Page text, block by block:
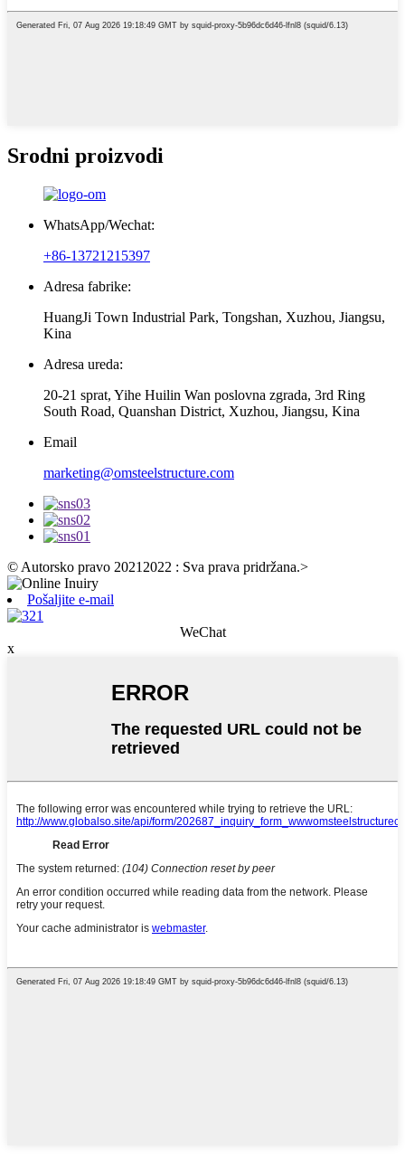
Srodni proizvodi
WhatsApp/Wechat:
+86-13721215397
Adresa fabrike:
HuangJi Town Industrial Park, Tongshan, Xuzhou, Jiangsu,
Kina
Adresa ureda:
20-21 sprat, Yihe Huilin Wan poslovna zgrada, 3rd Ring
South Road, Quanshan District, Xuzhou, Jiangsu, Kina
Email
marketing@omsteelstructure.com
© Autorsko pravo 20212022 : Sva prava pridržana.>
Pošaljite e-mail
WeChat
x